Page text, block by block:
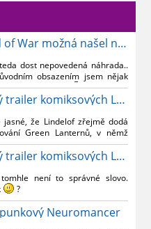
Seriálový God of War možná našel nového Kratose
dost nepovedená náhrada..
obsazením jsem nějak
fakt nemusim..
Trailer: Nabitý trailer komiksových Lanterns
jasné, že Lindelof zřejmě dodá
Green Lanternů, v němž
na vesmírné blbnutí, o to více
nová adaptace odprostit třeba
Lanterna s Ryanem
je na tom nesrozumitelného?
Trailer: Nabitý trailer komiksových Lanterns
není to správné slovo.
?
že to vypadá skvěle jak po
tak i formou.
Neuromancer